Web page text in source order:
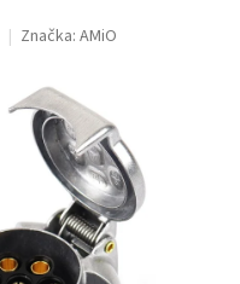
Značka: AMiO